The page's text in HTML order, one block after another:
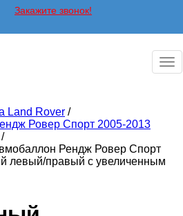
Закажите звонок!
Land Rover /
Ровер Спорт 2005-2013
/
Рендж Ровер Спорт
левый/правый с увеличенным